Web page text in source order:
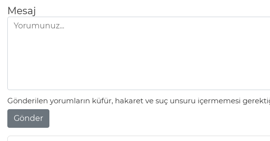
Mesaj
Gönderilen yorumların küfür, hakaret ve suç unsuru içermemesi
Gönder